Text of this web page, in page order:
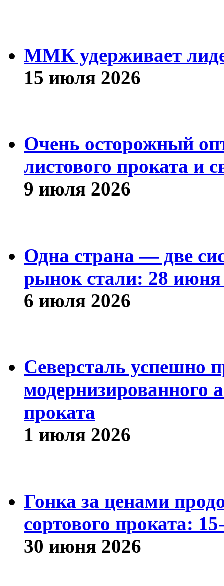
ММК удерживает
15 июля 2026
Очень осторожный
листового проката и
9 июля 2026
Одна страна — две
рынок стали: 28
6 июля 2026
Северсталь успешно
модернизированного
проката
1 июля 2026
Гонка за ценами
сортового проката:
30 июня 2026